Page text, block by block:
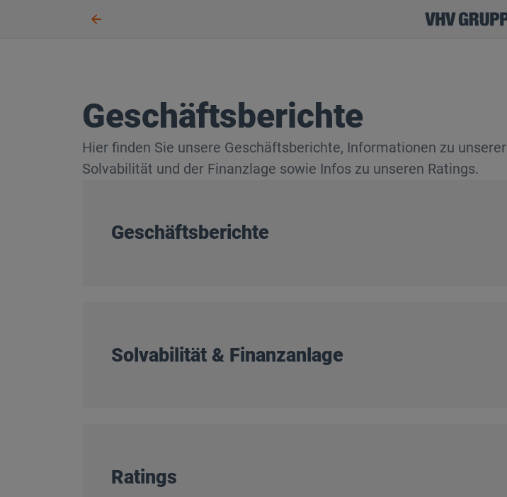
Geschäftsberichte
Hier finden Sie unsere Geschäftsberichte, Informationen zu unserer
Solvabilität und der Finanzlage sowie Infos zu unseren Ratings.
Geschäftsberichte
Solvabilität & Finanzanlage
Ratings